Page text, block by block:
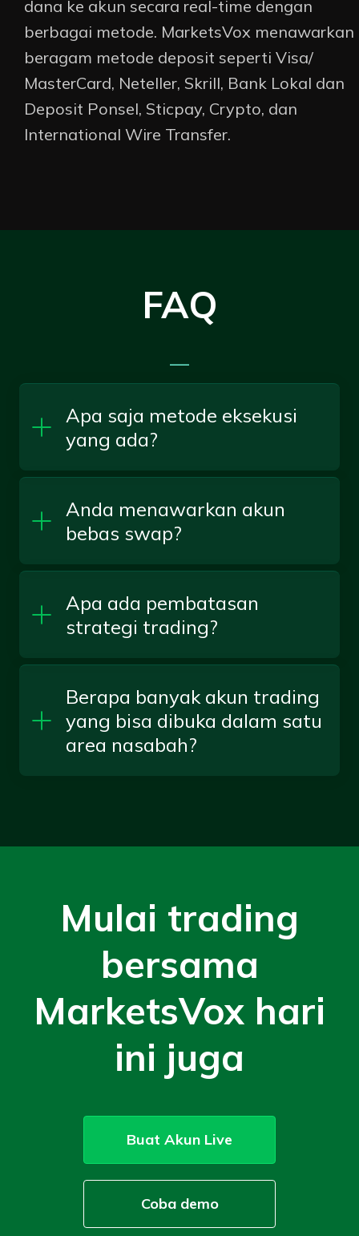
dana ke akun secara real-time dengan
berbagai metode. MarketsVox menawarkan
beragam metode deposit seperti Visa/
MasterCard, Neteller, Skrill, Bank Lokal dan
Deposit Ponsel, Sticpay, Crypto, dan
International Wire Transfer.
FAQ
—
Apa saja metode eksekusi
yang ada?
Anda menawarkan akun
bebas swap?
Apa ada pembatasan
strategi trading?
Berapa banyak akun trading
yang bisa dibuka dalam satu
area nasabah?
Mulai trading
bersama
MarketsVox hari
ini juga
Buat Akun Live
Coba demo